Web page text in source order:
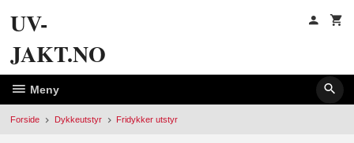
UV-
JAKT.NO
Meny
Forside Dykkeutstyr Fridykker utstyr